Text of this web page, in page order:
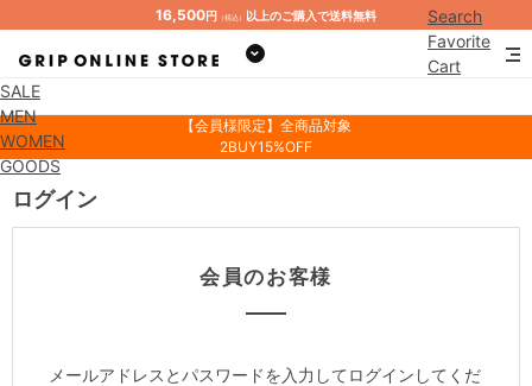
16,500円 （税込） 以上のご購入で送料無料
Search
Favorite
Cart
SALE
MEN
WOMEN
GOODS
【会員様限定】全商品対象
2BUY15%OFF
ログイン
会員のお客様
メールアドレスとパスワードを入力してログインしてくだ